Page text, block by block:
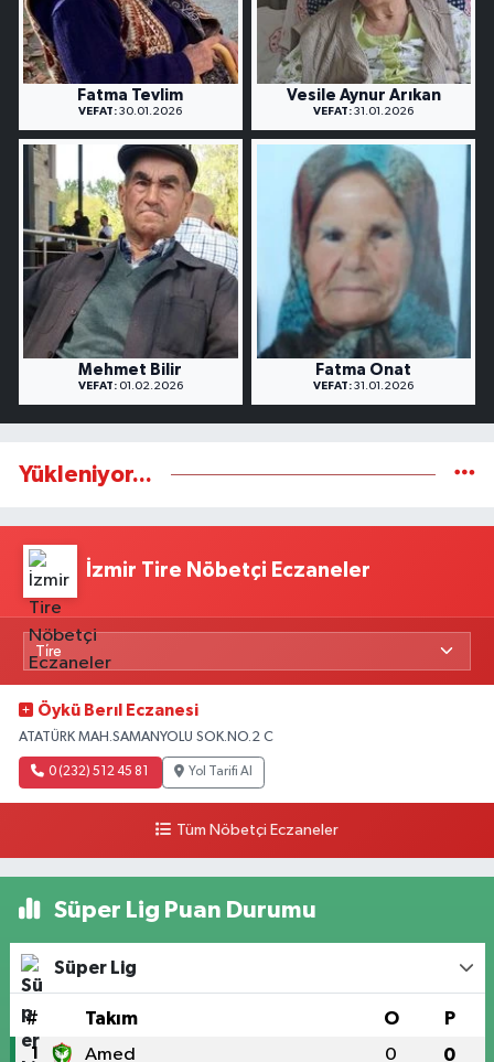
Fatma Tevlim
VEFAT: 30.01.2026
Vesile Aynur Arıkan
VEFAT: 31.01.2026
Mehmet Bilir
VEFAT:01.02.2026
Fatma Onat
VEFAT: 31.01.2026
Yükleniyor...
İzmir Tire Nöbetçi Eczaneler
Öykü Berıl Eczanesi
ATATÜRK MAH.SAMANYOLU SOK.NO.2 C
0 (232) 512 45 81 Yol Tarifi Al
Tüm Nöbetçi Eczaneler
Süper Lig Puan Durumu
Süper Lig
# Takım O P
1 Amed 0 0